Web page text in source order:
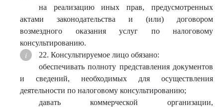
на реализацию иных прав, предусмотренных
актами законодательства и (или) договором
возмездного оказания услуг по налоговому
консультированию.
22. Консультируемое лицо обязано:
обеспечивать полноту представления документов
и сведений, необходимых для осуществления
деятельности по налоговому консультированию;
давать коммерческой организации,